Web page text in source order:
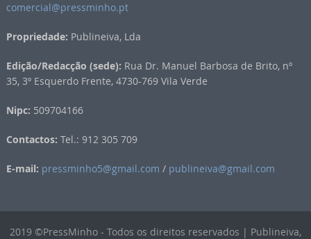
comercial@pressminho.pt
Propriedade: Publineiva, Lda
Edição/Redacção (sede): Rua Dr. Manuel Barbosa de Brito, nº
35, 3º Esquerdo Frente, 4730-769 Vila Verde
Nipc: 509704166
Contactos: Tel.: 912 305 709
E-mail: pressminho5@gmail.com / publineiva@gmail.com
2019 ©PressMinho - Todos os direitos reservados | Publineiva,